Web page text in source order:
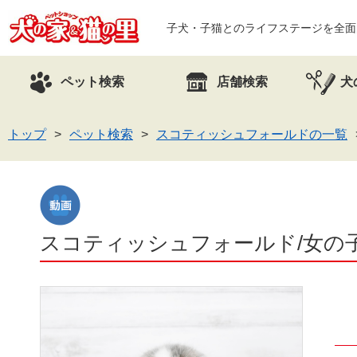
子犬・子猫とのライフステージを全
ペット検索 店舗検索 犬
トップ ペット検索 スコティッシュフォールドの一覧
スコティッシュフォールド/女の